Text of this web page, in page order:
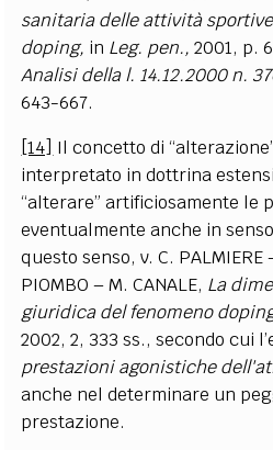
sanitaria delle attività
doping, in Leg. pen., 2001, p.
Analisi della l. 14.12.2000 n.
643-667.
[14] Il concetto di
interpretato in dottrina
“alterare” artificiosamente le
eventualmente anche in
questo senso, v. C. PALMIERE
PIOMBO – M. CANALE, La
giuridica del fenomeno
2002, 2, 333 ss., secondo cui
prestazioni agonistiche
anche nel determinare un
prestazione.